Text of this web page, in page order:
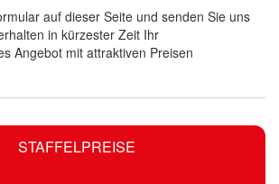
STAFFELPREISE
auf dieser Seite und senden Sie uns
in kürzester Zeit Ihr
Angebot mit attraktiven Preisen